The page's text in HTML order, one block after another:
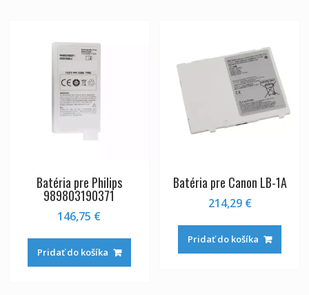
Batéria pre Philips
989803190371
146,75 €
Pridať do košíka
Batéria pre Canon LB-1A
214,29 €
Pridať do košíka